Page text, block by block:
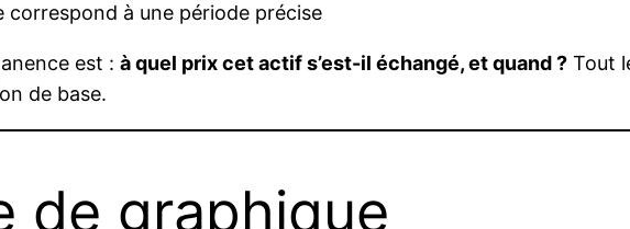
correspond à une période précise
est : à quel prix cet actif s’est-il échangé, et quand ? Tout
de base.
de graphique